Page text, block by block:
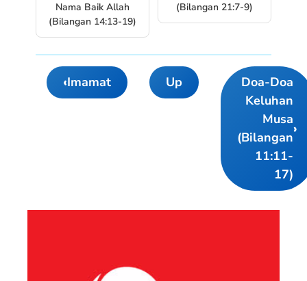
Nama Baik Allah
(Bilangan 14:13-19)
(Bilangan 21:7-9)
Book
‹Imamat Up
Doa-Doa
Keluhan
Musa
(Bilangan
11:11-
17)
›